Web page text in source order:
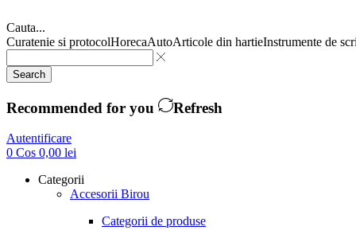
Cauta...
Curatenie si protocolHorecaAutoArticole din hartieInstrumente de
Search
Recommended for you Refresh
Autentificare
0 Cos 0,00 lei
Categorii
Accesorii Birou
Categorii de produse